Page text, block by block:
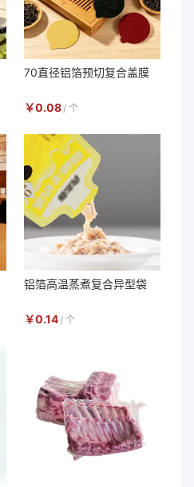
70直径铝箔预切复合盖膜
￥0.08 / 个
铝箔高温蒸煮复合异型袋
￥0.14 / 个